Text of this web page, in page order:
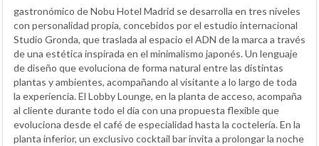
gastronómico de Nobu Hotel Madrid se desarrolla en tres niveles
con personalidad propia, concebidos por el estudio internacional
Studio Gronda, que traslada al espacio el ADN de la marca a través
de una estética inspirada en el minimalismo japonés. Un lenguaje
de diseño que evoluciona de forma natural entre las distintas
plantas y ambientes, acompañando al visitante a lo largo de toda
la experiencia. El Lobby Lounge, en la planta de acceso, acompaña
al cliente durante todo el día con una propuesta flexible que
evoluciona desde el café de especialidad hasta la coctelería. En la
planta inferior, un exclusivo cocktail bar invita a prolongar la noche